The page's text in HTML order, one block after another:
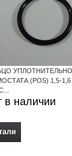
(POS) 1,5-1,6
в наличии